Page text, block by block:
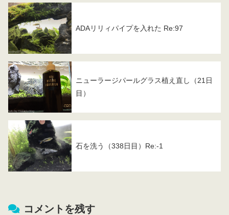
ADAリリィパイプを入れた Re:97
ニューラージパールグラス植え直し（21日
目）
石を洗う（338日目）Re:-1
コメントを残す